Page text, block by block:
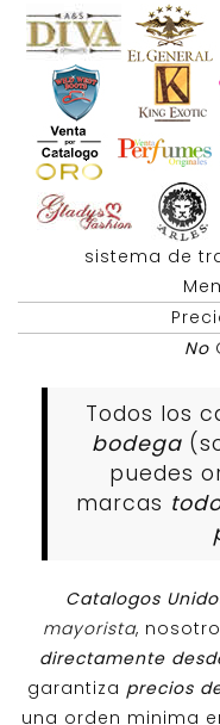
sistema de
No
Todos los
bodega
puedes
marcas
Catalogos
mayorista,
directamente
garantiza precios
una orden minima